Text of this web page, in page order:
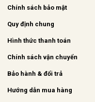
Chính sách bảo mật
Quy định chung
Hình thức thanh toán
Chính sách vận chuyển
Bảo hành & đổi trả
Hướng dẫn mua hàng